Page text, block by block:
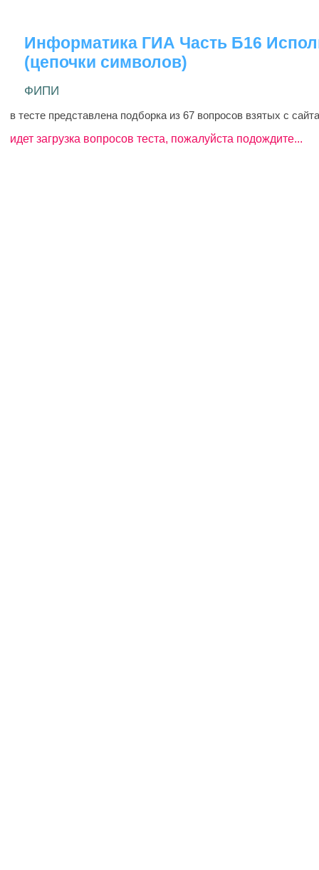
Информатика ГИА Часть Б16
(цепочки символов)
ФИПИ
в тесте представлена подборка из 67 вопросов взятых с
идет загрузка вопросов теста, пожалуйста подождите...